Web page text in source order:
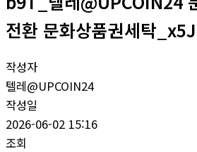
전환 문화상품권세탁_x5J
작성자
텔레@UPCOIN24
작성일
2026-06-02 15:16
조회